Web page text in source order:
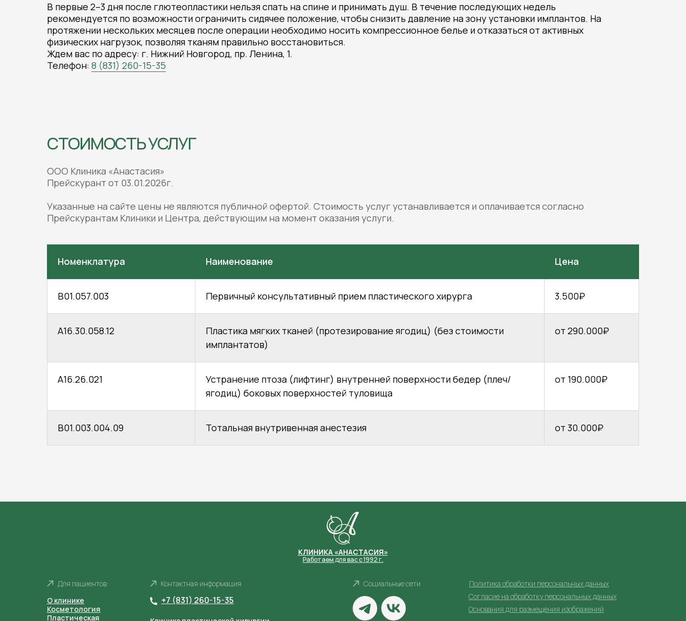
В первые 2–3 дня после глютеопластики нельзя спать на спине и принимать душ. В течение последующих недель
рекомендуется по возможности ограничить сидячее положение, чтобы снизить давление на зону установки имплантов. На
протяжении нескольких месяцев после операции необходимо носить компрессионное белье и отказаться от активных
физических нагрузок, позволяя тканям правильно восстановиться.
Ждем вас по адресу: г. Нижний Новгород, пр. Ленина, 1.
Телефон: 8 (831) 260-15-35
СТОИМОСТЬ УСЛУГ
ООО Клиника «Анастасия»
Прейскурант от 03.01.2026г.
Указанные на сайте цены не являются публичной офертой. Стоимость услуг устанавливается и оплачивается согласно
Прейскурантам Клиники и Центра, действующим на момент оказания услуги.
Номенклатура Наименование Цена
В01.057.003 Первичный консультативный прием пластического хирурга 3.500₽
А16.30.058.12
Пластика мягких тканей (протезирование ягодиц) (без стоимости
имплантатов)
от 290.000₽
А16.26.021
Устранение птоза (лифтинг) внутренней поверхности бедер (плеч/
ягодиц) боковых поверхностей туловища
от 190.000₽
В01.003.004.09 Тотальная внутривенная анестезия от 30.000₽
О клинике
Косметология
Пластическая
+7 (831) 260-15-35
Социальные сети
Контактная информация
Для пациентов
Основания для размещения изображений
Согласие на обработку персональных данных
Политика обработки персональных данных
КЛИНИКА «АНАСТАСИЯ»
Работаем для вас с 1992 г.